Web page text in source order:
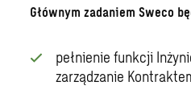
Głównym zadaniem Sweco
pełnienie funkcji
zarządzanie